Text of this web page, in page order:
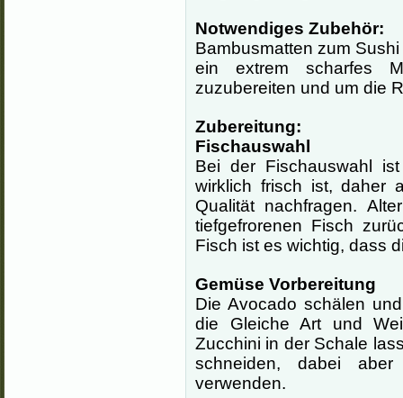
Notwendiges Zubehör:
Bambusmatten zum Sushi
ein extrem scharfes
zuzubereiten und um die
Zubereitung:
Fischauswahl
Bei der Fischauswahl
wirklich frisch ist, daher
Qualität nachfragen.
tiefgefrorenen Fisch
Fisch ist es wichtig, dass
Gemüse Vorbereitung
Die Avocado schälen
die Gleiche Art und
Zucchini in der Schale
schneiden, dabei
verwenden.